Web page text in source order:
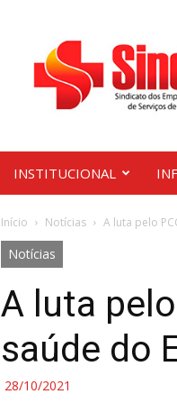
Ceará
INSTITUCIONAL
Início Notícias A luta pelo
Notícias
A luta
saúde do
28/10/2021